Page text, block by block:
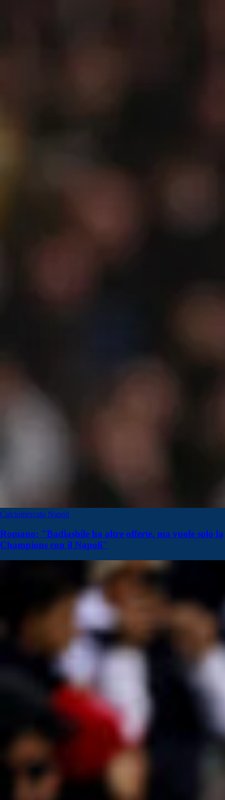
Calciomercato Napoli
Romano: "Badiashile ha altre offerte, ma vuole solo la
Champions con il Napoli"